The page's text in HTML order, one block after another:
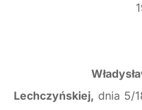
Lechczyńskiej, dnia 5/